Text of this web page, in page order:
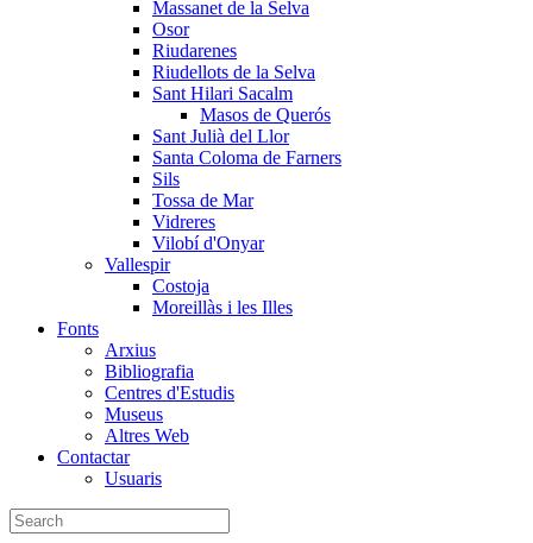
Massanet de la Selva
Osor
Riudarenes
Riudellots de la Selva
Sant Hilari Sacalm
Masos de Querós
Sant Julià del Llor
Santa Coloma de Farners
Sils
Tossa de Mar
Vidreres
Vilobí d'Onyar
Vallespir
Costoja
Moreillàs i les Illes
Fonts
Arxius
Bibliografia
Centres d'Estudis
Museus
Altres Web
Contactar
Usuaris